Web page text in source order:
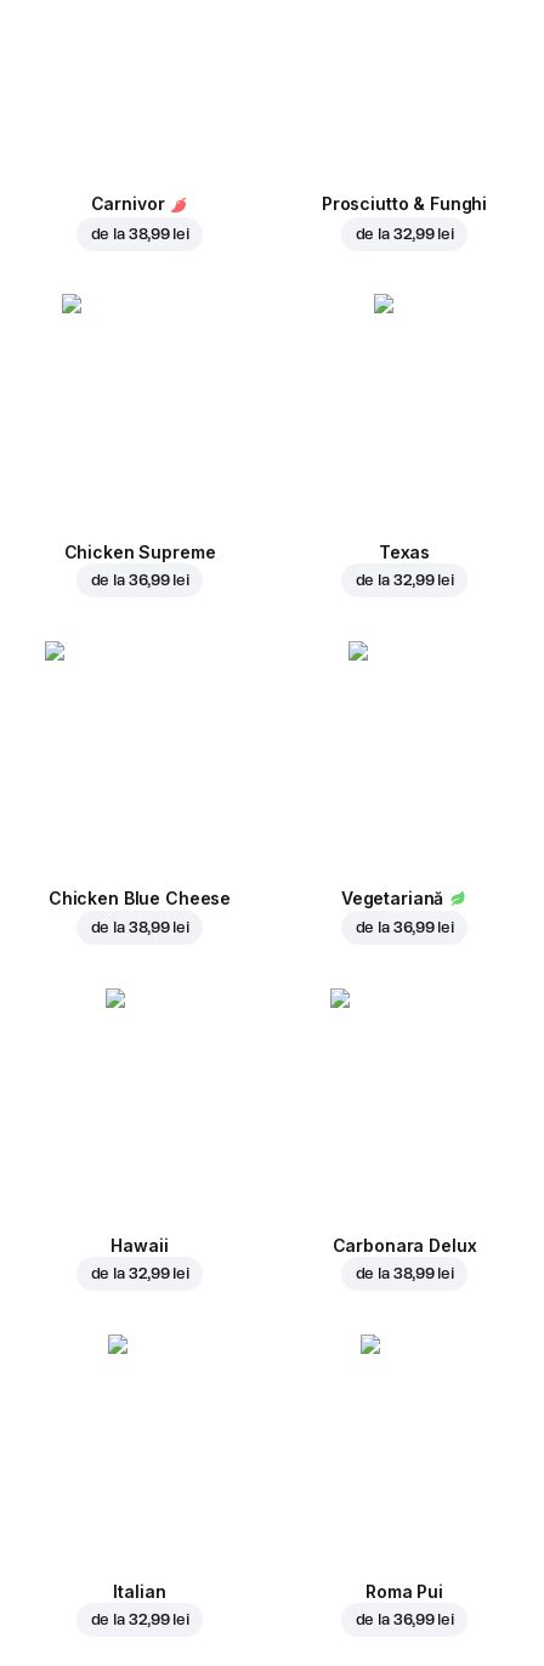
Carnivor
de la 38,99 lei
Prosciutto & Funghi
de la 32,99 lei
Chicken Supreme
de la 36,99 lei
Texas
de la 32,99 lei
Chicken Blue Cheese
de la 38,99 lei
Vegetariană
de la 36,99 lei
Hawaii
de la 32,99 lei
Carbonara Delux
de la 38,99 lei
Italian
de la 32,99 lei
Roma Pui
de la 36,99 lei